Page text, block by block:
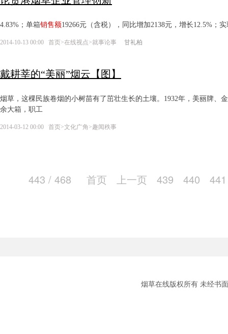
4.83%；单箱销售额19266元（含税），同比增加2138元，增长12.5%；
2014-10-13 00:00 首页>在线视点>就事论事 甘礼柏
戴耕莘的“美丽”烟云【图】
烟草，这棵民族卷烟的小树苗有了茁壮生长的土壤。1932年，美丽牌、
余大箱，职工
2014-03-12 00:00 首页>文化广角 >趣闻秩事
443 / 468 首页 上一页 439 440 441
烟草在线版权所有 未经书